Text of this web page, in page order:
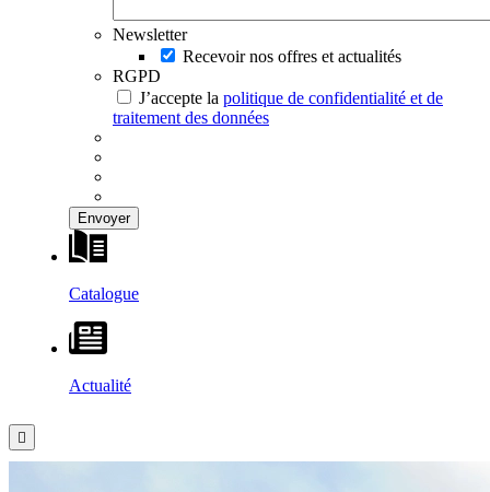
Newsletter
Recevoir nos offres et actualités
RGPD
J’accepte la politique de confidentialité et de
traitement des données
Catalogue
Actualité